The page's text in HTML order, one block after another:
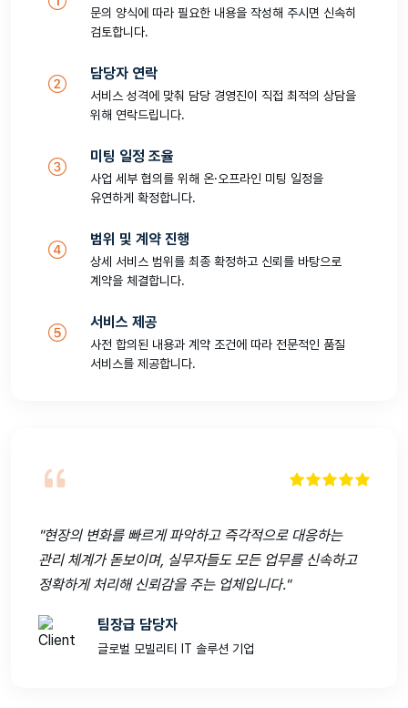
문의 양식에 따라 필요한 내용을 작성해 주시면 신속히
검토합니다.
담당자 연락
서비스 성격에 맞춰 담당 경영진이 직접 최적의 상담을
위해 연락드립니다.
미팅 일정 조율
사업 세부 협의를 위해 온·오프라인 미팅 일정을
유연하게 확정합니다.
범위 및 계약 진행
상세 서비스 범위를 최종 확정하고 신뢰를 바탕으로
계약을 체결합니다.
서비스 제공
사전 합의된 내용과 계약 조건에 따라 전문적인 품질
서비스를 제공합니다.
"현장의 변화를 빠르게 파악하고 즉각적으로 대응하는
관리 체계가 돋보이며, 실무자들도 모든 업무를 신속하고
정확하게 처리해 신뢰감을 주는 업체입니다."
팀장급 담당자
글로벌 모빌리티 IT 솔루션 기업